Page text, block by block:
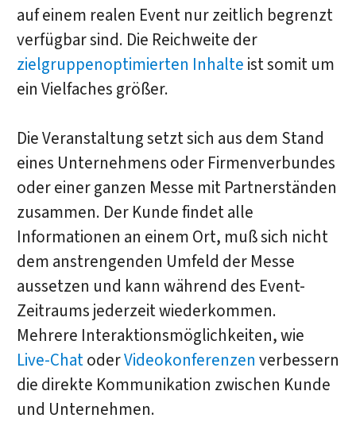
auf einem realen Event nur zeitlich begrenzt
verfügbar sind. Die Reichweite der
zielgruppenoptimierten Inhalte ist somit um
ein Vielfaches größer.
Die Veranstaltung setzt sich aus dem Stand
eines Unternehmens oder Firmenverbundes
oder einer ganzen Messe mit Partnerständen
zusammen. Der Kunde findet alle
Informationen an einem Ort, muß sich nicht
dem anstrengenden Umfeld der Messe
aussetzen und kann während des Event-
Zeitraums jederzeit wiederkommen.
Mehrere Interaktionsmöglichkeiten, wie
Live-ChatoderVideokonferenzen verbessern
die direkte Kommunikation zwischen Kunde
und Unternehmen.